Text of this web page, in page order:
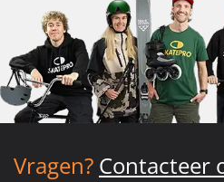
Vragen? Contacteer